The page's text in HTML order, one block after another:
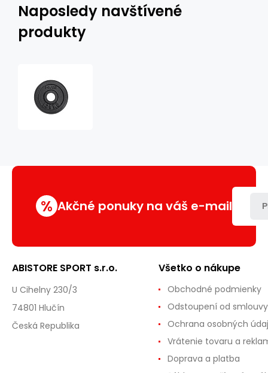
Naposledy navštívené
produkty
% Akčné ponuky na váš e-mail
ABISTORE SPORT s.r.o.
U Cihelny 230/3
74801 Hlučín
Česká Republika
Všetko o nákupe
Obchodné podmienky
Odstoupení od smlouvy
Ochrana osobných
Vrátenie tovaru a
Doprava a platba